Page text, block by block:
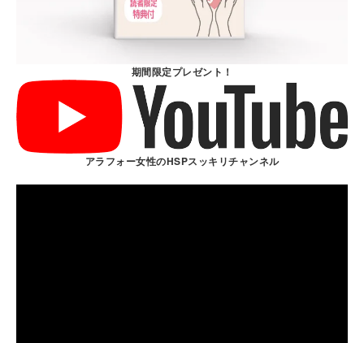
期間限定プレゼント！
アラフォー女性のHSPスッキリチャンネル